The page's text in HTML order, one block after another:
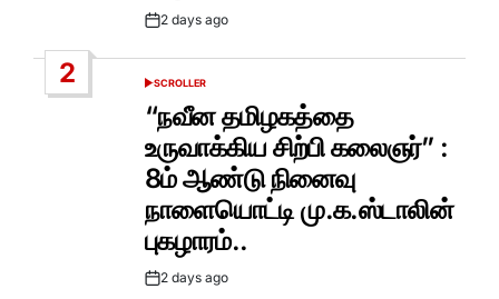
Post2 days ago
2
POSTED
SCROLLER
“நவீன தமிழகத்தை
உருவாக்கிய சிற்பி கலைஞர்” :
8ம் ஆண்டு நினைவு
நாளையொட்டி மு.க.ஸ்டாலின்
புகழாரம்..
Post2 days ago